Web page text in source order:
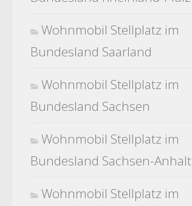
Wohnmobil Stellplatz im
Bundesland Saarland
Wohnmobil Stellplatz im
Bundesland Sachsen
Wohnmobil Stellplatz im
Bundesland Sachsen-Anhalt
Wohnmobil Stellplatz im